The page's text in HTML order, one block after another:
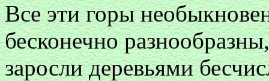
Все эти горы
бесконечно
заросли деревьями